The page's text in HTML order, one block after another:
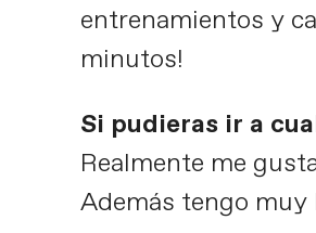
entrenamientos y
minutos!
Si pudieras ir a
Realmente me
Además tengo muy